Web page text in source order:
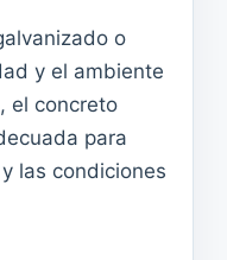
o
y el ambiente
el concreto
para
las condiciones